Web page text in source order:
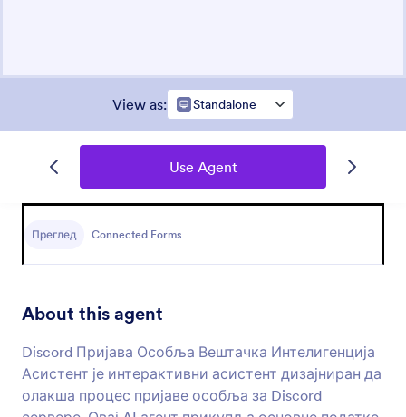
View as: Standalone
Use Agent
Преглед Connected Forms
About this agent
Discord Пријава Особља Вештачка Интелигенција
Асистент је интерактивни асистент дизајниран да
олакша процес пријаве особља за Discord